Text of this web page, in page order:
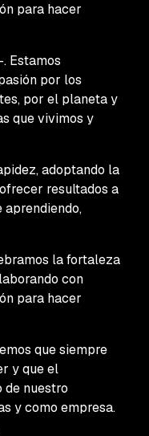
para hacer
-. Estamos
por los
por el planeta y
que vivimos y
adoptando la
resultados a
aprendiendo,
la fortaleza
con
para hacer
que siempre
y que el
de nuestro
y como empresa.